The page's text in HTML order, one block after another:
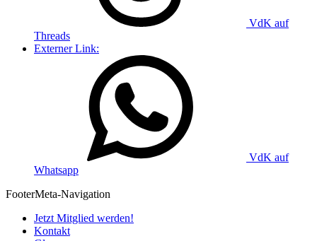
VdK auf
Threads
Externer Link:
VdK auf
Whatsapp
FooterMeta-Navigation
Jetzt Mitglied werden!
Kontakt